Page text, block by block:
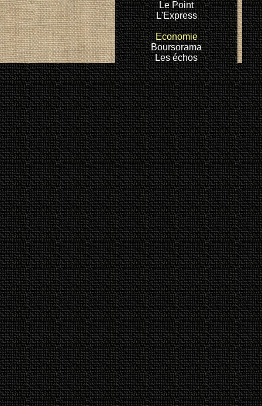
Le Point
L'Express
Economie
Boursorama
Les échos